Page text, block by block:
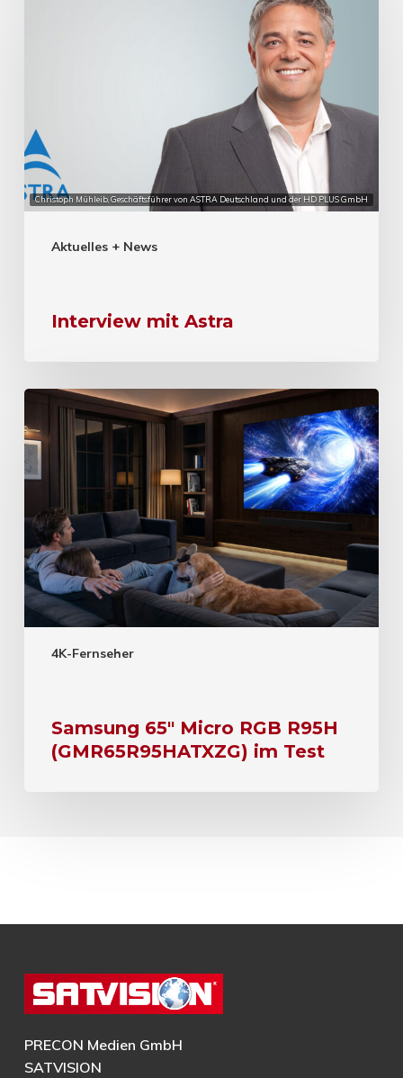
Christoph Mühleib, Geschäftsführer von ASTRA Deutschland und der HD PLUS GmbH
Aktuelles + News
Interview mit Astra
4K-Fernseher
Samsung 65″ Micro RGB R95H
(GMR65R95HATXZG) im Test
PRECON Medien GmbH
SATVISION